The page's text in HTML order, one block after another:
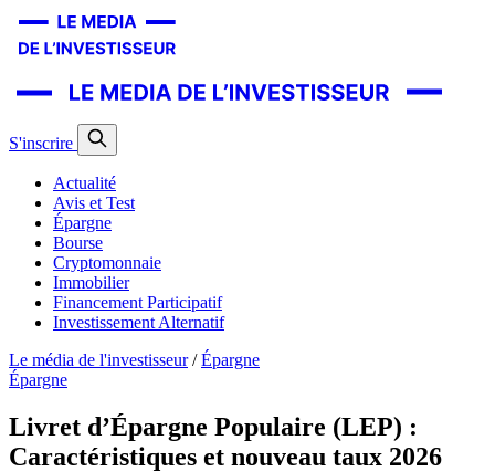
S'inscrire
Actualité
Avis et Test
Épargne
Bourse
Cryptomonnaie
Immobilier
Financement Participatif
Investissement Alternatif
Le média de l'investisseur / Épargne
Épargne
Livret d’Épargne Populaire (LEP) :
Caractéristiques et nouveau taux 2026